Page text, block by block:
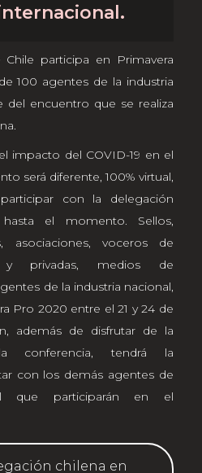
participa en Primavera
100 agentes de la industria
del encuentro que se realiza
impacto del COVID-19 en el
será diferente, 100% virtual,
con la delegación
el momento. Sellos,
asociaciones, voceros de
y privadas, medios de
de la industria nacional,
Pro 2020 entre el 21 y 24 de
además de disfrutar de la
conferencia, tendrá la
con los demás agentes de
que participarán en el
chilena en